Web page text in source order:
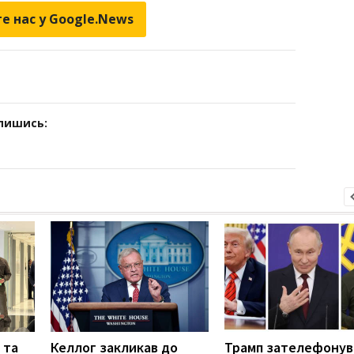
нас у Google.News
Келлог закликав до
Трамп